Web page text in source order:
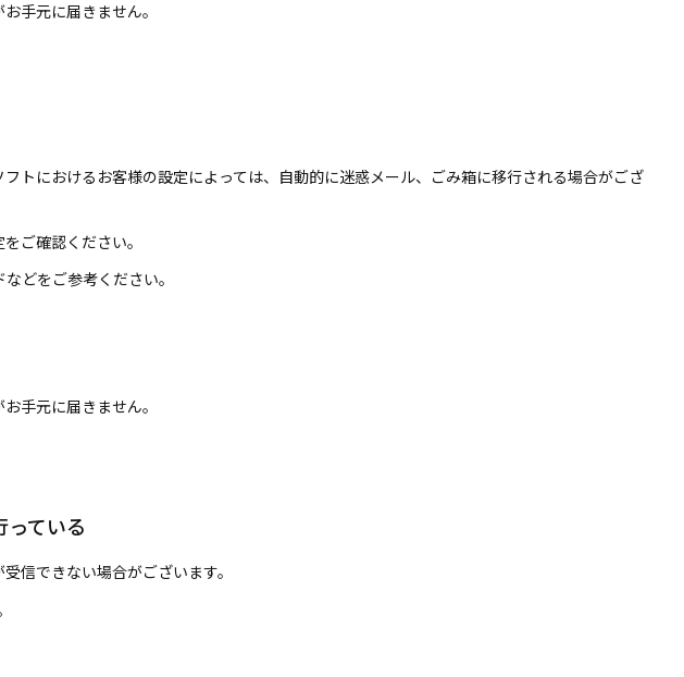
手元に届きません。
トにおけるお客様の設定によっては、自動的に迷惑メール、ごみ箱に移行される場合がござ
ご確認ください。
どをご参考ください。
手元に届きません。
ている
信できない場合がございます。